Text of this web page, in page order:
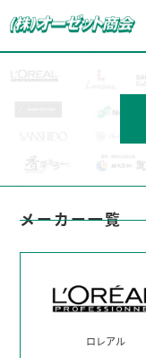
メーカー一覧
ロレアル